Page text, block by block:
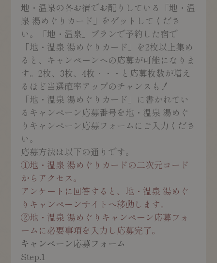
地・温泉の各お宿でお配りしている「地・温
泉 湯めぐりカード」をゲットしてくださ
い。「地・温泉」プランで予約した宿で
「地・温泉 湯めぐりカード」を2枚以上集め
ると、キャンペーンへの応募が可能になりま
す。2枚、3枚、4枚・・・と応募枚数が増え
るほど当選確率アップのチャンスも！
「地・温泉 湯めぐりカード」に書かれてい
るキャンペーン応募番号を地・温泉 湯めぐ
りキャンペーン応募フォームにご入力くださ
い。
応募方法は以下の通りです。
①地・温泉 湯めぐりカードの二次元コード
からアクセス。
アンケートに回答すると、地・温泉 湯めぐ
りキャンペーンサイトへ移動します。
②地・温泉 湯めぐりキャンペーン応募フォ
ームに必要事項を入力し応募完了。
キャンペーン応募フォーム
Step.1